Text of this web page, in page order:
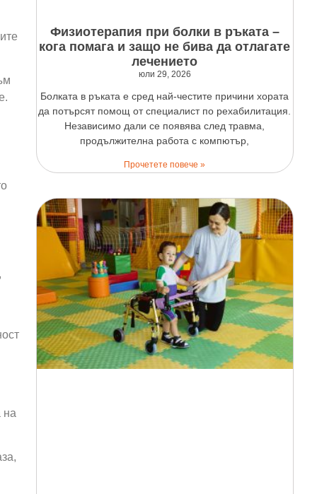
на
Физиотерапия при болки в ръката –
кога помага и защо не бива да отлагате
лечението
юли 29, 2026
Болката в ръката е сред най-честите причини хората
да потърсят помощ от специалист по рехабилитация.
Независимо дали се появява след травма,
продължителна работа с компютър,
Прочетете повече »